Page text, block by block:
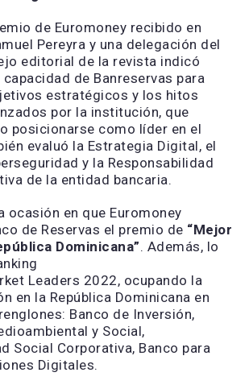
de Euromoney recibido en
Pereyra y una delegación del
editorial de la revista indicó
de Banreservas para
estratégicos y los hitos
por la institución, que
posicionarse como líder en el
evaluó la Estrategia Digital, el
y la Responsabilidad
de la entidad bancaria.
ocasión en que Euromoney
de Reservas el premio de “Mejor
Dominicana”. Además, lo
Leaders 2022, ocupando la
en la República Dominicana en
Banco de Inversión,
y Social,
Social Corporativa, Banco para
Digitales.